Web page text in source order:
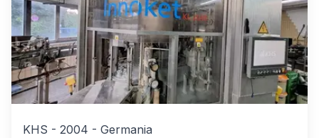
KHS - 2004 - Germania